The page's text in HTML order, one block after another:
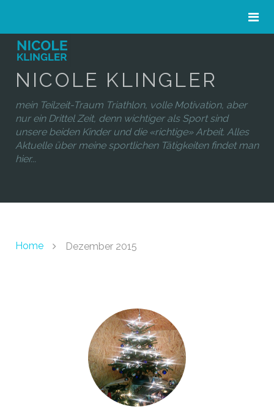
NICOLE KLINGLER
mein Teilzeit-Traum Triathlon, volle Motivation, aber
nur ein Drittel Zeit, denn wichtiger als Sport sind
unsere beiden Kinder und die «richtige» Arbeit. Alles
Aktuelle über meine sportlichen Tätigkeiten findet man
hier...
Home Dezember 2015